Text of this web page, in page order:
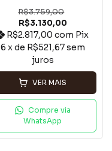
R$3.759,00
R$3.130,00
R$2.817,00com Pix
6 x de R$521,67sem
juros
VER MAIS
Compre via
WhatsApp